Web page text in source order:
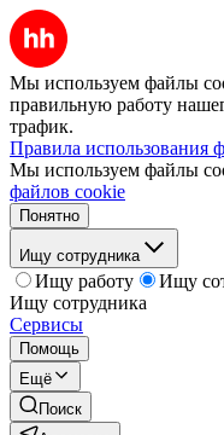
Мы используем файлы
правильную работу
трафик.
Правила использования
Мы используем файлы
файлов cookie
Понятно
Ищу сотрудника
Ищу работу
Ищу
Ищу сотрудника
Сервисы
Помощь
Ещё
Поиск